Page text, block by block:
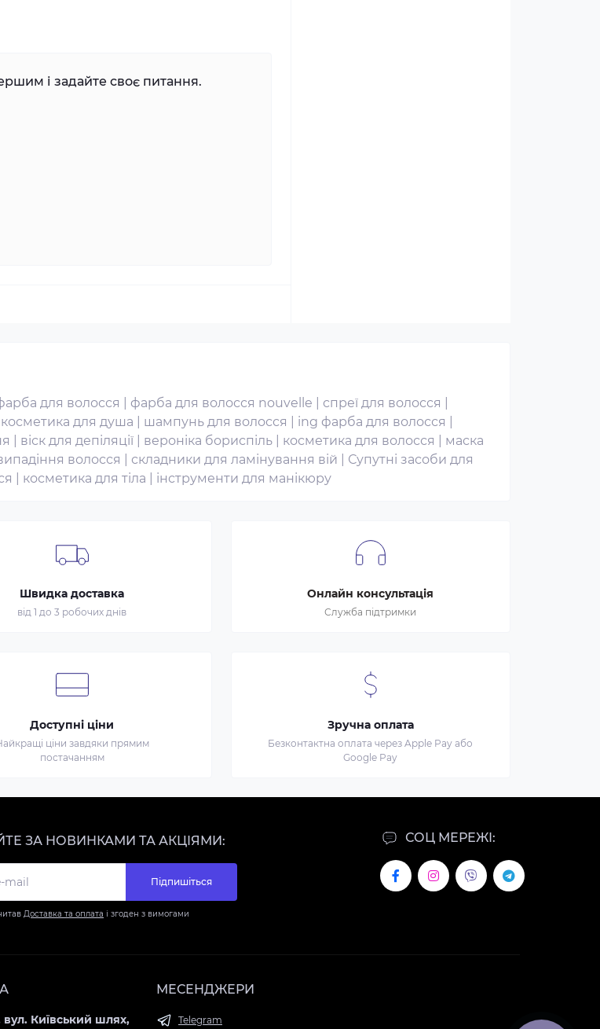
і задайте своє питання.
для волосся фарба для волосся nouvelle спреї для волосся
косметика для душа шампунь для волосся ing фарба для волосся
віск для депіляції вероніка бориспіль косметика для волосся
маска
волосся складники для ламінування вій
Супутні засоби для
косметика для тіла інструменти для манікюру
Швидка доставка
від 1 до 3 робочих днів
Онлайн консультація
Служба підтримки
Доступні ціни
ціни завдяки прямим
постачанням
Зручна оплата
Безконтактна оплата через Apple Pay або
Google Pay
СОЦ МЕРЕЖІ:
ЗА НОВИНКАМИ ТА АКЦІЯМИ:
Підпишіться
Доставка та оплата і згоден з вимогами
вул. Київський шлях,
МЕСЕНДЖЕРИ
Telegram